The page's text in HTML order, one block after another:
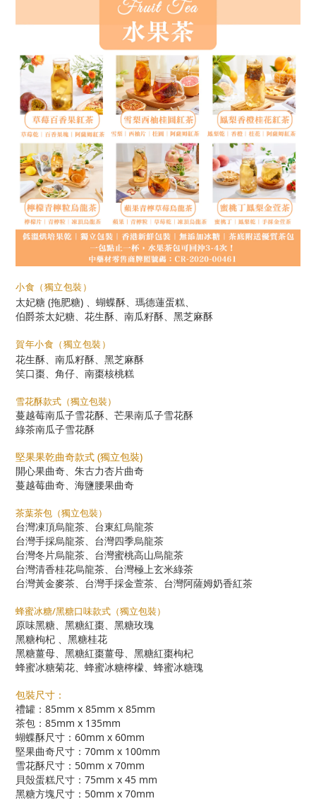
小食（獨立包裝）
太妃糖 (拖肥糖) 、蝴蝶酥、瑪德蓮蛋糕、
伯爵茶太妃糖、花生酥、南瓜籽酥、黑芝麻酥
賀年小食（獨立包裝）
花生酥、南瓜籽酥、黑芝麻酥
笑口棗、角仔、南棗核桃糕
雪花酥款式（獨立包裝）
蔓越莓南瓜子雪花酥、芒果南瓜子雪花酥
綠茶南瓜子雪花酥
堅果果乾曲奇款式 (獨立包裝)
開心果曲奇、朱古力杏片曲奇
蔓越莓曲奇、海鹽腰果曲奇
茶葉茶包（獨立包裝）
台灣凍頂烏龍茶、台東紅烏龍茶
台灣手採烏龍茶、台灣四季烏龍茶
台灣冬片烏龍茶、台灣蜜桃高山烏龍茶
台灣清香桂花烏龍茶、台灣極上玄米綠茶
台灣黃金麥茶、台灣手採金萱茶、台灣阿薩姆奶香紅茶
蜂蜜冰糖/黑糖口味款式（獨立包裝）
原味黑糖、黑糖紅棗、黑糖玫瑰
黑糖枸杞 、黑糖桂花
黑糖薑母、黑糖紅棗薑母、黑糖紅棗枸杞
蜂蜜冰糖菊花、蜂蜜冰糖檸檬、蜂蜜冰糖瑰
包裝尺寸：
禮罐：85mm x 85mm x 85mm
茶包：85mm x 135mm
蝴蝶酥尺寸：60mm x 60mm
堅果曲奇尺寸：70mm x 100mm
雪花酥尺寸：50mm x 70mm
貝殼蛋糕尺寸：75mm x 45 mm
黑糖方塊尺寸： 50mm x 70mm